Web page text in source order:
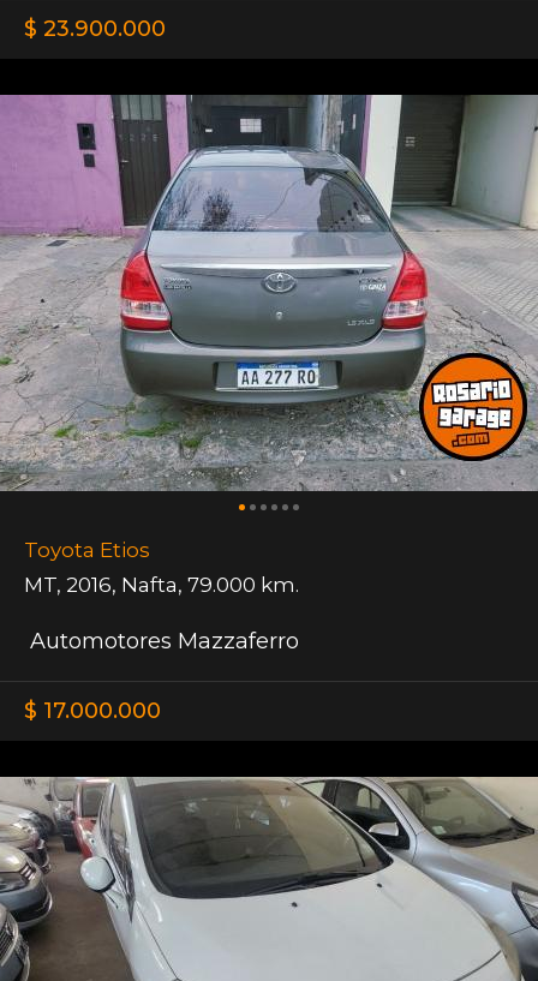
$ 23.900.000
Toyota Etios
MT, 2016, Nafta, 79.000 km.
Automotores Mazzaferro
$ 17.000.000